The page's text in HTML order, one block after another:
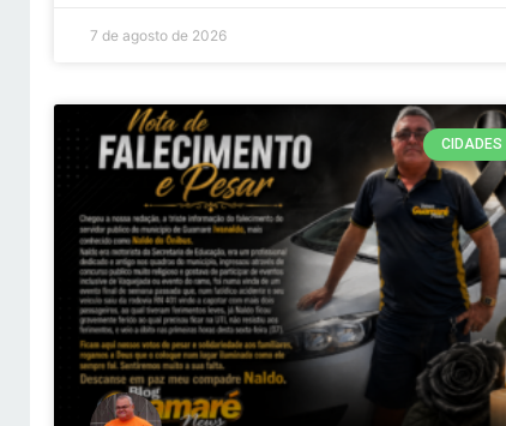
7 de agosto de 2026
CIDADES